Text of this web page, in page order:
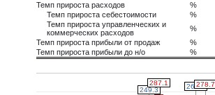
Темп прироста расходов
%
Темп прироста себестоимости
%
Темп прироста управленческих и
коммерческих расходов
%
Темп прироста прибыли от продаж
%
Темп прироста прибыли до н/о
%
249.3
249.3 269.6
269.6
287.1
287.1 278.7
278.7